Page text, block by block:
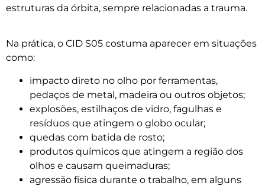
estruturas da órbita, sempre relacionadas a trauma.
Na prática, o CID S05 costuma aparecer em situações
como:
impacto direto no olho por ferramentas,
pedaços de metal, madeira ou outros objetos;
explosões, estilhaços de vidro, fagulhas e
resíduos que atingem o globo ocular;
quedas com batida de rosto;
produtos químicos que atingem a região dos
olhos e causam queimaduras;
agressão física durante o trabalho, em alguns